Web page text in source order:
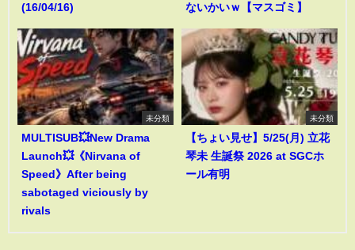
(16/04/16)
ないかいｗ【マスゴミ】
未分類
MULTISUB💥New Drama
Launch💥《Nirvana of
Speed》After being
sabotaged viciously by
rivals
未分類
【ちょい見せ】5/25(月) 立花
琴未 生誕祭 2026 at SGCホ
ール有明